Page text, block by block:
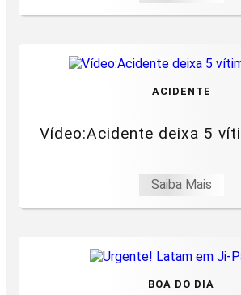
ACIDENTE
Vídeo:Acidente deixa 5
Saiba Mais
BOA DO DIA